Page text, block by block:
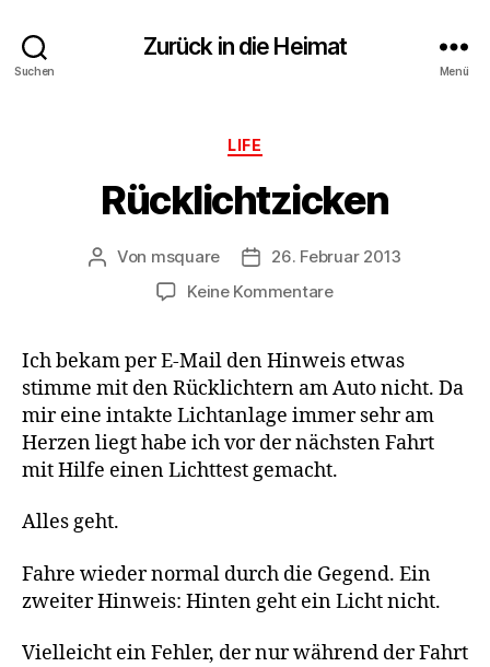
Suchen
Zurück in die Heimat
Menü
Kategorien
LIFE
Rücklichtzicken
Beitragsautor
Von msquare Veröffentlichungsdatum
26. Februar 2013
Keine Kommentarezu
Ich bekam per E-Mail den Hinweis etwas
stimme mit den Rücklichtern am Auto nicht. Da
mir eine intakte Lichtanlage immer sehr am
Herzen liegt habe ich vor der nächsten Fahrt
mit Hilfe einen Lichttest gemacht.
Alles geht.
Fahre wieder normal durch die Gegend. Ein
zweiter Hinweis: Hinten geht ein Licht nicht.
Vielleicht ein Fehler, der nur während der Fahrt